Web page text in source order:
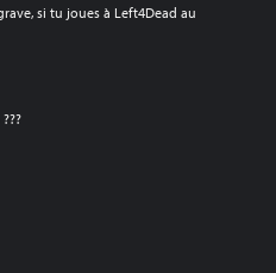
si tu joues à Left4Dead au